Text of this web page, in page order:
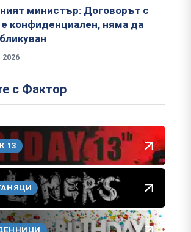
министър: Договорът с
конфиденциален, няма да
2026
с Фактор
13